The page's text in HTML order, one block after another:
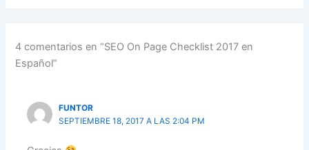
4 comentarios en “SEO On Page Checklist 2017 en
Español”
FUNTOR
SEPTIEMBRE 18, 2017 A LAS 2:04 PM